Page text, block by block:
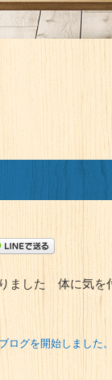
ました 体に気を
ブログを開始しました。